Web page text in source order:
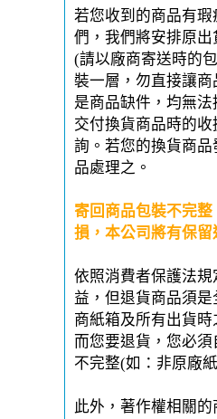
若您收到的商品有
們，我們將安排原
(請以廠商寄送時的
裝一層，勿直接讓
是商品缺件，均無
交付換貨商品時的
詢。若您的換貨商
品處理之。
寄回商品包裝不完
損，本公司將有保
依照消費者保護法
益，但退貨商品須
商紙箱及所有出貨
而您要退貨，您必
不完整(如：非原廠
此外，著作權相關